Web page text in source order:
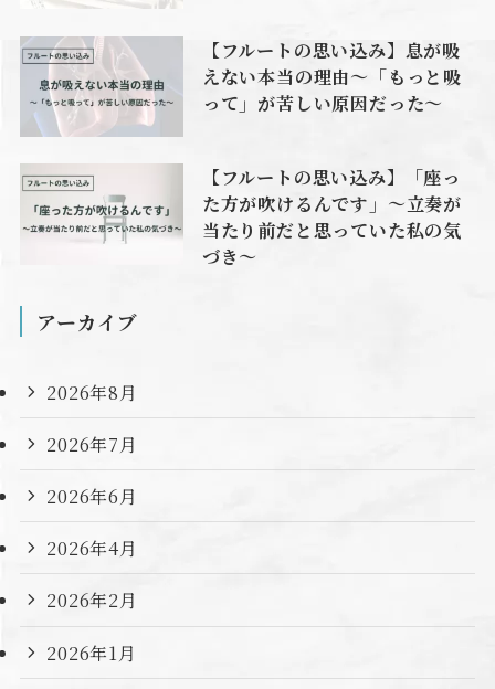
【フルートの思い込み】息が吸
えない本当の理由〜「もっと吸
って」が苦しい原因だった〜
【フルートの思い込み】「座っ
た方が吹けるんです」〜立奏が
当たり前だと思っていた私の気
づき〜
アーカイブ
2026年8月
2026年7月
2026年6月
2026年4月
2026年2月
2026年1月